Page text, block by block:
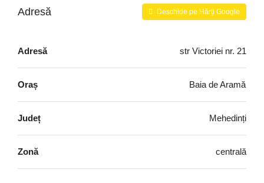
Adresă Deschide pe Hărți Google
Adresă str Victoriei nr. 21
Oraș Baia de Aramă
Județ Mehedinți
Zonă centrală